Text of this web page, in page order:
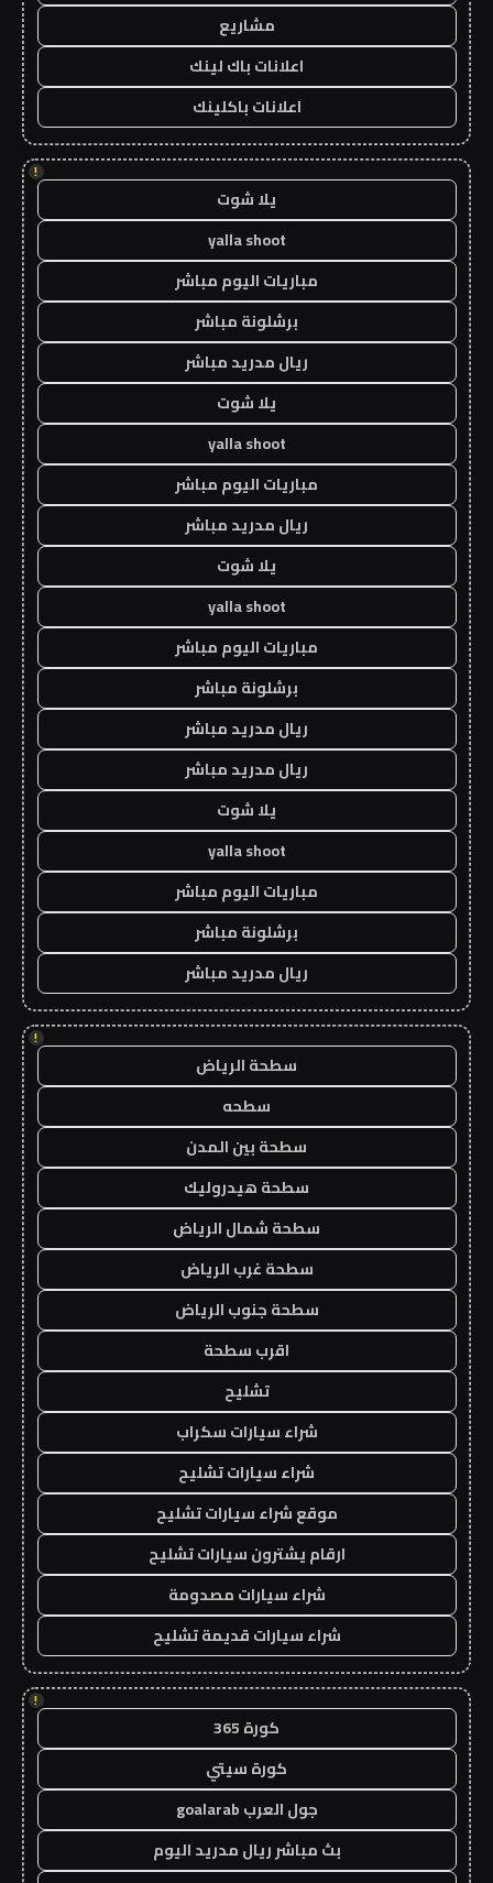
مشاريع
اعلانات باك لينك
اعلانات باكلينك
!
يلا شوت
yalla shoot
مباريات اليوم مباشر
برشلونة مباشر
ريال مدريد مباشر
يلا شوت
yalla shoot
مباريات اليوم مباشر
ريال مدريد مباشر
يلا شوت
yalla shoot
مباريات اليوم مباشر
برشلونة مباشر
ريال مدريد مباشر
ريال مدريد مباشر
يلا شوت
yalla shoot
مباريات اليوم مباشر
برشلونة مباشر
ريال مدريد مباشر
!
سطحة الرياض
سطحه
سطحة بين المدن
سطحة هيدروليك
سطحة شمال الرياض
سطحة غرب الرياض
سطحة جنوب الرياض
اقرب سطحة
تشليح
شراء سيارات سكراب
شراء سيارات تشليح
موقع شراء سيارات تشليح
ارقام يشترون سيارات تشليح
شراء سيارات مصدومة
شراء سيارات قديمة تشليح
!
كورة 365
كورة سيتي
جول العرب goalarab
بث مباشر ريال مدريد اليوم